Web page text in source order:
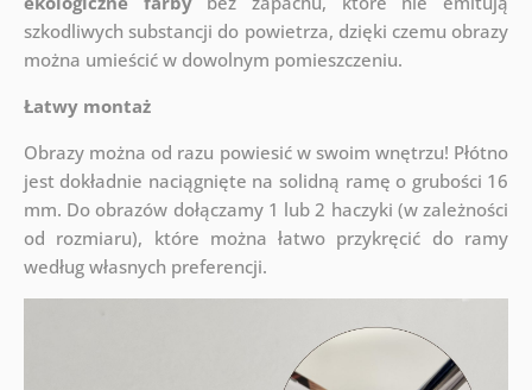
szkodliwych substancji do powietrza, dzięki czemu obrazy
można umieścić w dowolnym pomieszczeniu.
Łatwy montaż
Obrazy można od razu powiesić w swoim wnętrzu! Płótno
jest dokładnie naciągnięte na solidną ramę o grubości 16
mm. Do obrazów dołączamy 1 lub 2 haczyki (w zależności
od rozmiaru), które można łatwo przykręcić do ramy
według własnych preferencji.